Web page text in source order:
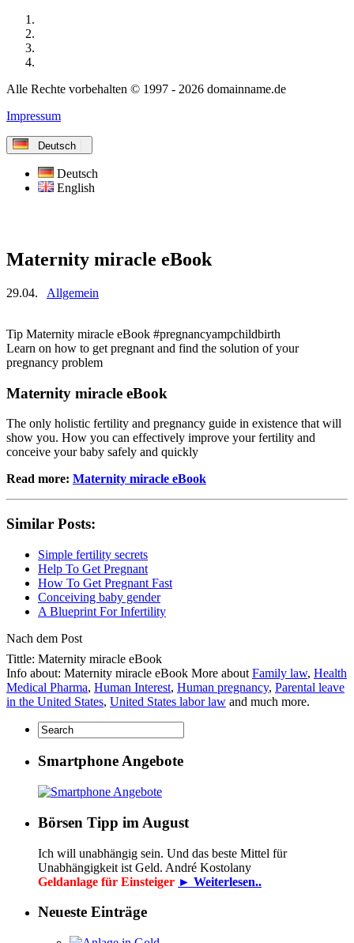
Alle Rechte vorbehalten © 1997 - 2026 domainname.de
Impressum
Deutsch
Deutsch
English
Maternity miracle eBook
29.04. Allgemein
Tip Maternity miracle eBook #pregnancyampchildbirth
Learn on how to get pregnant and find the solution of your
pregnancy problem
Maternity miracle eBook
The only holistic fertility and pregnancy guide in existence that will
show you. How you can effectively improve your fertility and
conceive your baby safely and quickly
Read more: Maternity miracle eBook
Similar Posts:
Simple fertility secrets
Help To Get Pregnant
How To Get Pregnant Fast
Conceiving baby gender
A Blueprint For Infertility
Nach dem Post
Tittle: Maternity miracle eBook
Info about: Maternity miracle eBook More about Family law, Health
Medical Pharma, Human Interest, Human pregnancy, Parental leave
in the United States, United States labor law and much more.
Smartphone Angebote
Börsen Tipp im August
Ich will unabhängig sein. Und das beste Mittel für
Unabhängigkeit ist Geld. André Kostolany
Geldanlage für Einsteiger ► Weiterlesen..
Neueste Einträge